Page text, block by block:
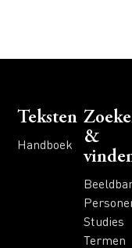
Voet
Teksten
Handboek
&
Studies
Termen